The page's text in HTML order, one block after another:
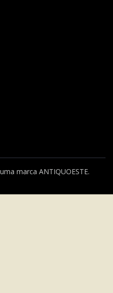
marca ANTIQUOESTE.